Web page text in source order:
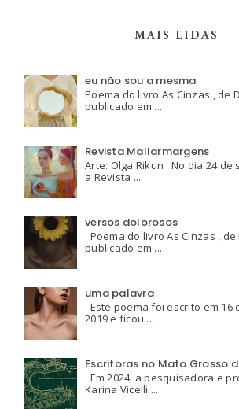
MAIS LIDAS
eu não sou a mesma
Poema do livro As Cinzas , de
publicado em ...
Revista Mallarmargens
Arte: Olga Rikun No dia 24 de
a Revista ...
versos dolorosos
Poema do livro As Cinzas , de
publicado em ...
uma palavra
Este poema foi escrito em 16
2019 e ficou ...
Escritoras no Mato Grosso
Em 2024, a pesquisadora e
Karina Vicelli ...